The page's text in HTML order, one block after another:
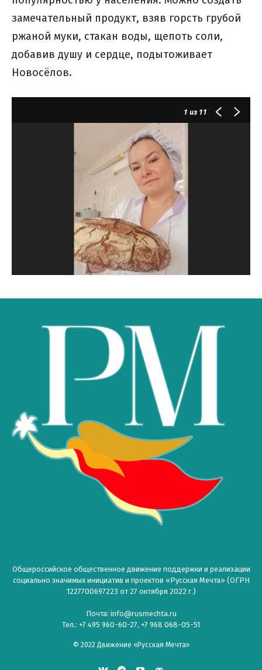
замечательный продукт, взяв горсть грубой
ржаной муки, стакан воды, щепоть соли,
добавив душу и сердце, подытоживает
Новосёлов.
1 из 11
Общероссийское общественное движение поддержки и реализации
социально значимых инициатив и проектов «Русская Мечта» (ОГРН
1227700697223 от 27 октября 2022 г.)
Почта: info@rusmechta.ru
Тел.: +7 495 960-60-27, +7 968 068-05-51
© 2022 Движение «Русская Мечта»